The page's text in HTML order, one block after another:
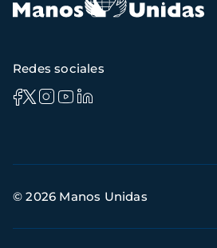
Redes sociales
de
© 2026 Manos Unidas